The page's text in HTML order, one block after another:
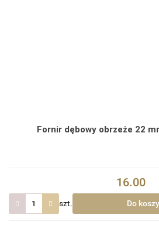
Fornir dębowy obrzeże 22
16.00
szt. Do